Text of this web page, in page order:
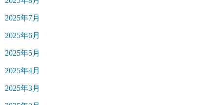
2025年7月
2025年6月
2025年5月
2025年4月
2025年3月